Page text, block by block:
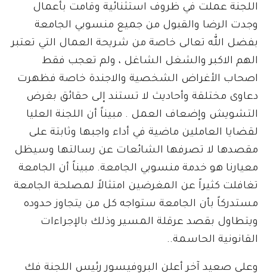
اللجنة عملت في ظروف استثنائية وقامت بأعمال
وجدت الرضا والقبول من جميع منسوبي الجامعة
بفضل الله تعالى خاصة من شريحة العمال التي تعتبر
الهم الاكبر والشغل الشاغل ، ولم تعجب فقط
اصحاب الأغراض الشخصية والاجندة خاصة فظهرت
دعاوى مختلقة وأحاديث لا تستند إلى حقائق بغرض
التشويش وإضعاف العمل . مبيناً أن اللجنة العليا
لقضايا العاملين ماضية في أداء واجبها وثابتة على
مقصدها لا تصرفها الشائعات عن رسالتها وسيظل
معيارنا هو خدمة منسوبي الجامعة. مبيناً أن الجامعة
تغافلت كثيراً عن المغرضين امتثالاً لمصلحة الجامعة
مستدركاً بأن الجامعة ستواجه كل من يتجاوز حدوده
ويتطاول بقصد عرقلة المسير وذلك بالإجراءات
القانونية الحاسمة..
وعلى صعيد آخر أعلن البروفيسور رئيس اللجنة فك